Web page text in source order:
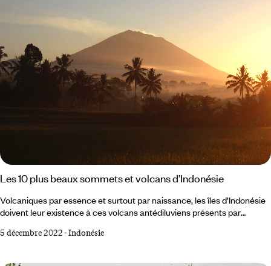
Les 10 plus beaux sommets et volcans d’Indonésie
Volcaniques par essence et surtout par naissance, les îles d’Indonésie
doivent leur existence à ces volcans antédiluviens présents par
flegmatiques, vénérés ou craints, ils font tous partie du panorama
mais aussi des visiteurs en voyage en Indonésie. Certains sont
5 décembre 2022-Indonésie